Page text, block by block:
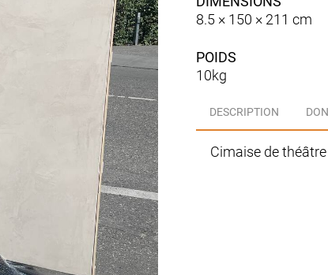
8.5 × 150 × 211 cm
POIDS
10kg
DESCRIPTION
Cimaise de